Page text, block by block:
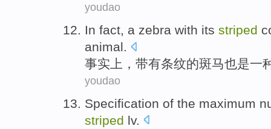
youdao
In fact, a zebra with its striped
animal.
事实上 ，带有条纹的斑马也是一
youdao
Specification of the maximum
striped lv.